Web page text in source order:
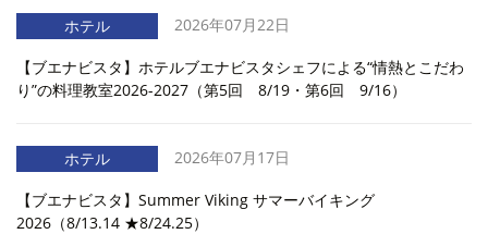
ホテル 2026年07月22日
【ブエナビスタ】ホテルブエナビスタシェフによる“情熱とこだわ
り”の料理教室2026-2027（第5回 8/19・第6回 9/16）
ホテル 2026年07月17日
【ブエナビスタ】Summer Viking サマーバイキング
2026（8/13.14 ★8/24.25）